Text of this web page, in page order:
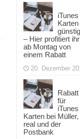
iTunes
Karten
– Hier profitiert ihr
ab Montag von
einem Rabatt
20. Dezember
Rabatt
für
iTunes
Karten bei Müller,
real und der
Postbank